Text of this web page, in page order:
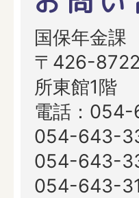
国保年金課
〒426-
所東館1階
電話：054-
054-643-
054-643-
054-643-